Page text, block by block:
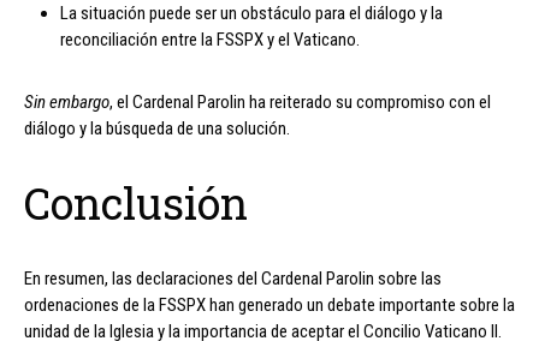
La situación puede ser un obstáculo para el diálogo y la
reconciliación entre la FSSPX y el Vaticano.
Sin embargo, el Cardenal Parolin ha reiterado su compromiso con el
diálogo y la búsqueda de una solución.
Conclusión
En resumen, las declaraciones del Cardenal Parolin sobre las
ordenaciones de la FSSPX han generado un debate importante sobre la
unidad de la Iglesia y la importancia de aceptar el Concilio Vaticano II.